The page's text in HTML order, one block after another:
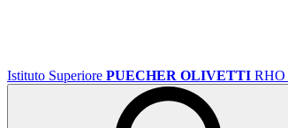
Istituto Superiore PUECHER OLIVETTI RHO